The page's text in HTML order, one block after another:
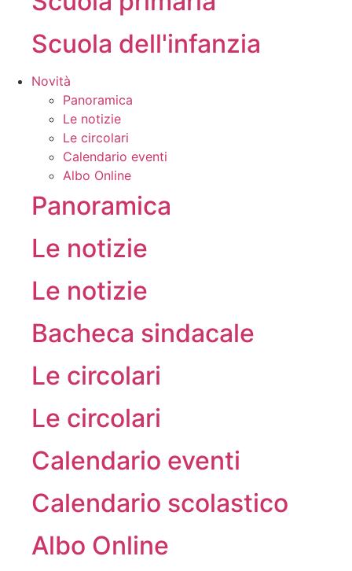
Scuola dell'infanzia
Novità
Panoramica
Le notizie
Le circolari
Calendario eventi
Albo Online
Panoramica
Le notizie
Le notizie
Bacheca sindacale
Le circolari
Le circolari
Calendario eventi
Calendario scolastico
Albo Online